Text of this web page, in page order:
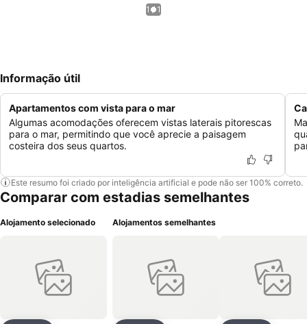
1 / 1
Informação útil
Apartamentos com vista para o mar
Algumas acomodações oferecem vistas laterais pitorescas
para o mar, permitindo que você aprecie a paisagem
costeira dos seus quartos.
Este resumo foi criado por inteligência artificial e pode não ser 100% correto.
Comparar com estadias semelhantes
Alojamento selecionado Alojamentos semelhantes